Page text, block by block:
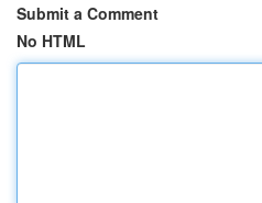
Submit a Comment
No HTML